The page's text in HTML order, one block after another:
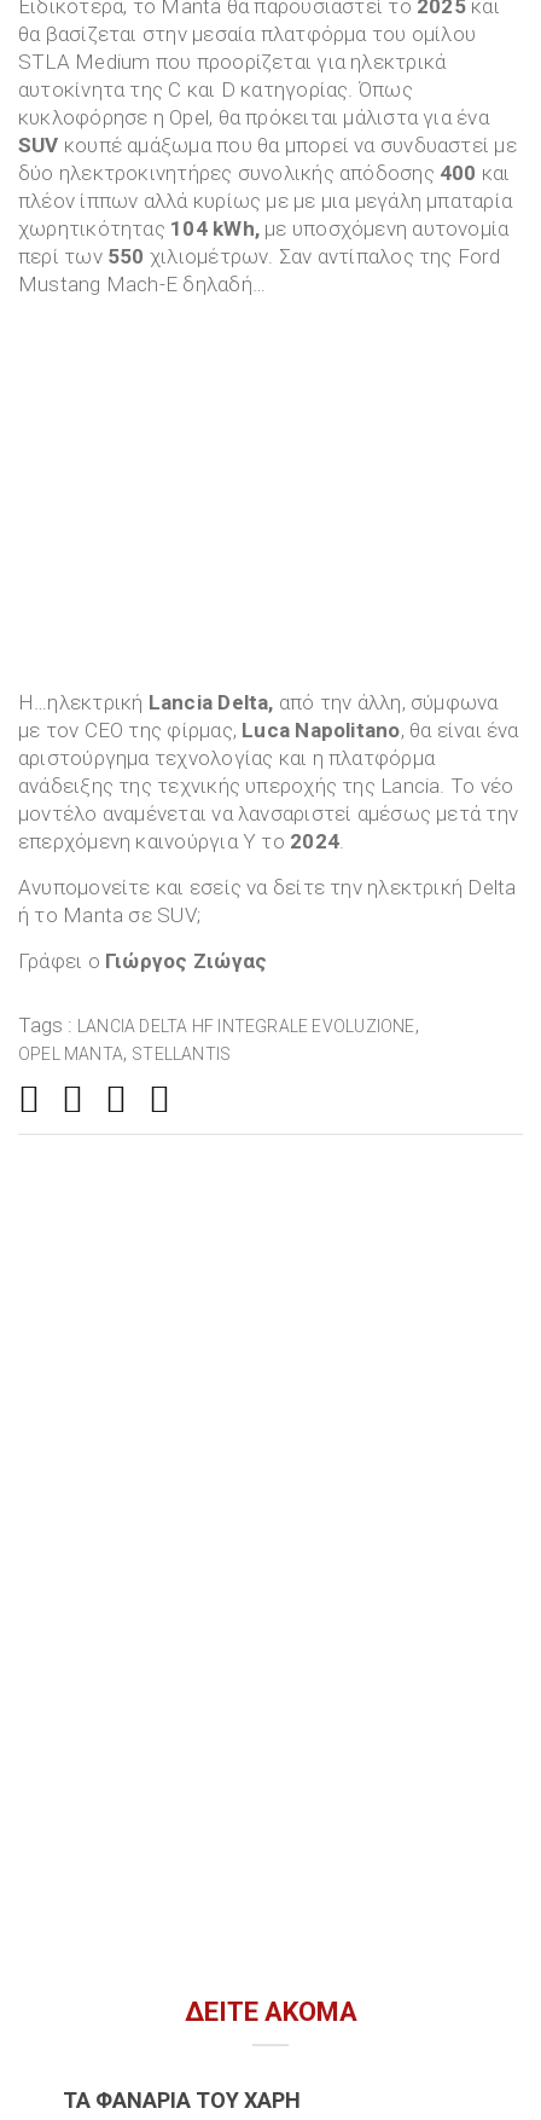
Ειδικότερα, το Manta θα παρουσιαστεί το 2025 και
θα βασίζεται στην μεσαία πλατφόρμα του ομίλου
STLA Medium που προορίζεται για ηλεκτρικά
αυτοκίνητα της C και D κατηγορίας. Όπως
κυκλοφόρησε η Opel, θα πρόκειται μάλιστα για ένα
SUV κουπέ αμάξωμα που θα μπορεί να συνδυαστεί με
δύο ηλεκτροκινητήρες συνολικής απόδοσης 400 και
πλέον ίππων αλλά κυρίως με με μια μεγάλη μπαταρία
χωρητικότητας 104 kWh,με υποσχόμενη αυτονομία
περί των550 χιλιομέτρων. Σαν αντίπαλος της Ford
Mustang Mach-E δηλαδή…
Η…ηλεκτρική Lancia Delta, από την άλλη, σύμφωνα
με τον CEO της φίρμας, Luca Napolitano, θα είναι ένα
αριστούργημα τεχνολογίας και η πλατφόρμα
ανάδειξης της τεχνικής υπεροχής της Lancia. Το νέο
μοντέλο αναμένεται να λανσαριστεί αμέσως μετά την
επερχόμενη καινούργια Y το 2024.
Ανυπομονείτε και εσείς να δείτε την ηλεκτρική Delta
ή το Manta σε SUV;
Γράφει ο Γιώργος Ζιώγας
Tags : LANCIA DELTA HF INTEGRALE EVOLUZIONE,
OPEL MANTA, STELLANTIS
ΔΕΊΤΕ ΑΚΌΜΑ
ΤΑ ΦΑΝΆΡΙΑ ΤΟΥ ΧΆΡΗ